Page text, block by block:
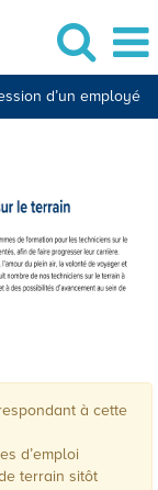
d’un employé
à cette
d’emploi
terrain sitôt